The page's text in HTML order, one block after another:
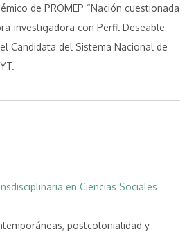
de PROMEP “Nación cuestionada
investigadora con Perfil Deseable
Candidata del Sistema Nacional de
en Ciencias Sociales
postcolonialidad y